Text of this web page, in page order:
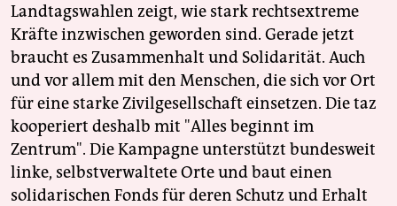
Landtagswahlen zeigt, wie stark rechtsextreme
Kräfte inzwischen geworden sind. Gerade jetzt
braucht es Zusammenhalt und Solidarität. Auch
und vor allem mit den Menschen, die sich vor Ort
für eine starke Zivilgesellschaft einsetzen. Die taz
kooperiert deshalb mit "Alles beginnt im
Zentrum". Die Kampagne unterstützt bundesweit
linke, selbstverwaltete Orte und baut einen
solidarischen Fonds für deren Schutz und Erhalt